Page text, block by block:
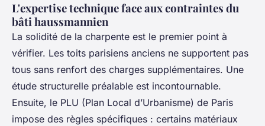
L'expertise technique face aux contraintes du
bâti haussmannien
La solidité de la charpente est le premier point à
vérifier. Les toits parisiens anciens ne supportent pas
tous sans renfort des charges supplémentaires. Une
étude structurelle préalable est incontournable.
Ensuite, le PLU (Plan Local d’Urbanisme) de Paris
impose des règles spécifiques : certains matériaux